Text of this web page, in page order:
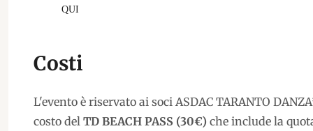
QUI
Costi
L'evento è riservato ai soci ASDAC TARANTO
costo del TD BEACH PASS (30€) che include la